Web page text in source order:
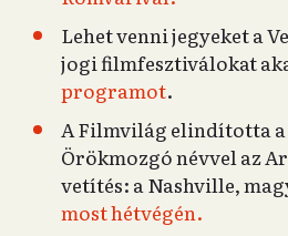
Lehet venni jegyeket a
jogi filmfesztiválokat
programot.
A Filmvilág elindította
Örökmozgó névvel az
vetítés: a Nashville,
most hétvégén.